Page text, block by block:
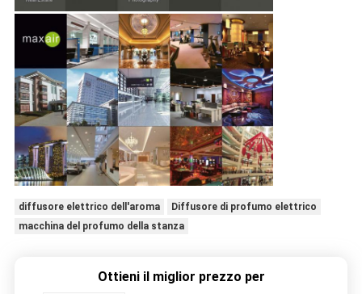
diffusore elettrico dell'aroma
Diffusore di profumo elettrico
macchina del profumo della stanza
Ottieni il miglior prezzo per